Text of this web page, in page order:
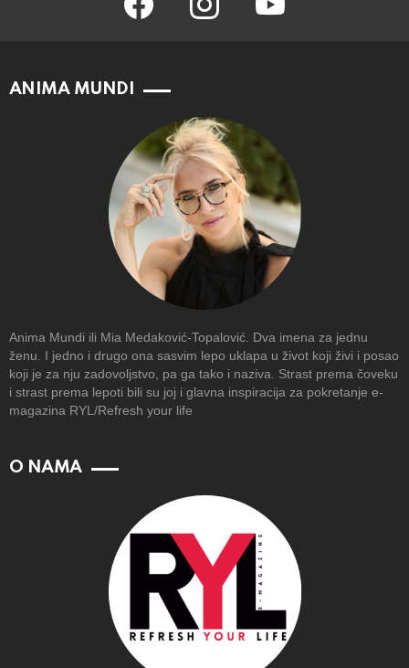
ANIMA MUNDI
Anima Mundi ili Mia Medaković-Topalović. Dva imena za jednu
ženu. I jedno i drugo ona sasvim lepo uklapa u život koji živi i posao
koji je za nju zadovoljstvo, pa ga tako i naziva. Strast prema čoveku
i strast prema lepoti bili su joj i glavna inspiracija za pokretanje e-
magazina RYL/Refresh your life
O NAMA